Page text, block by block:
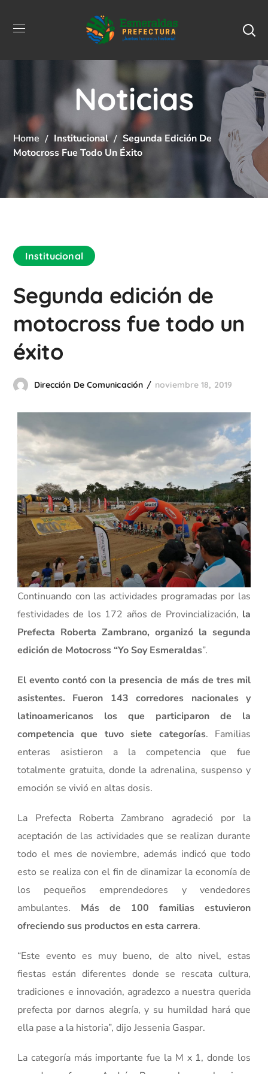
Noticias
Home Institucional
Segunda Edición De
Motocross Fue Todo Un Éxito
Institucional
Segunda edición de
motocross fue todo un
éxito
Dirección De Comunicación noviembre 18, 2019
Continuando con las actividades programadas por las
festividades de los 172 años de Provincialización, la
Prefecta Roberta Zambrano, organizó la segunda
edición de Motocross “Yo Soy Esmeraldas”.
El evento contó con la presencia de más de tres mil
asistentes. Fueron 143 corredores nacionales y
latinoamericanos los que participaron de la
competencia que tuvo siete categorías. Familias
enteras asistieron a la competencia que fue
totalmente gratuita, donde la adrenalina, suspenso y
emoción se vivió en altas dosis.
La Prefecta Roberta Zambrano agradeció por la
aceptación de las actividades que se realizan durante
todo el mes de noviembre, además indicó que todo
esto se realiza con el fin de dinamizar la economía de
los pequeños emprendedores y vendedores
ambulantes. Más de 100 familias estuvieron
ofreciendo sus productos en esta carrera.
“Este evento es muy bueno, de alto nivel, estas
fiestas están diferentes donde se rescata cultura,
tradiciones e innovación, agradezco a nuestra querida
prefecta por darnos alegría, y su humildad hará que
ella pase a la historia”, dijo Jessenia Gaspar.
La categoría más importante fue la M x 1, donde los